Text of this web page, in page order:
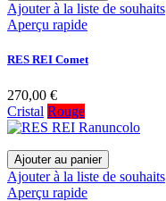
Ajouter à la liste de souhaits
Aperçu rapide
RES REI Comet
270,00 €
Cristal Rouge
Ajouter au panier
Ajouter à la liste de souhaits
Aperçu rapide